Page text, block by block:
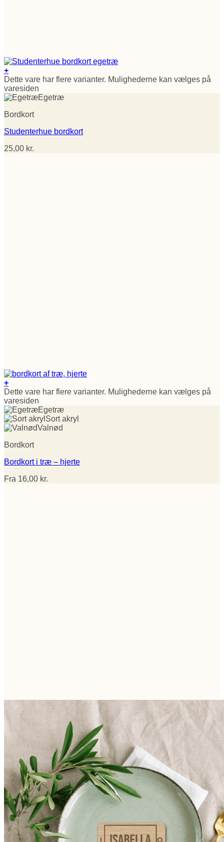
+
Dette vare har flere varianter. Mulighederne kan vælges på
varesiden
Egetræ
Bordkort
Studenterhue bordkort
25,00 kr.
+
Dette vare har flere varianter. Mulighederne kan vælges på
varesiden
Egetræ
Sort akryl
Valnød
Bordkort
Bordkort i træ – hjerte
Fra 16,00 kr.